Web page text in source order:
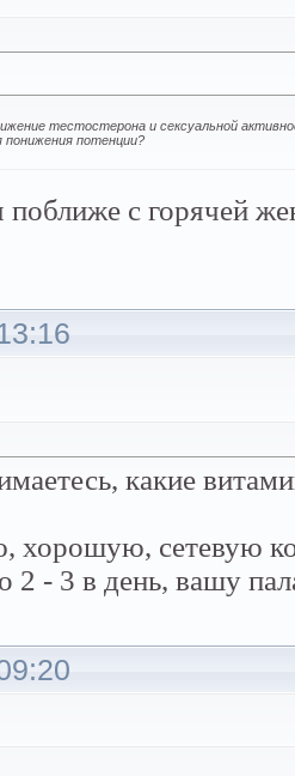
тестостерона и сексуальной
понижения потенции?
поближе с горячей
какие
хорошую, сетевую
2 - 3 в день, вашу